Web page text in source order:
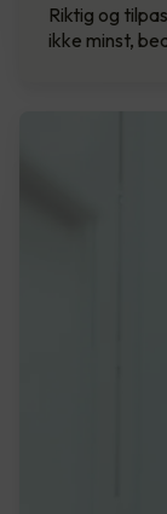
Riktig og
ikke minst,